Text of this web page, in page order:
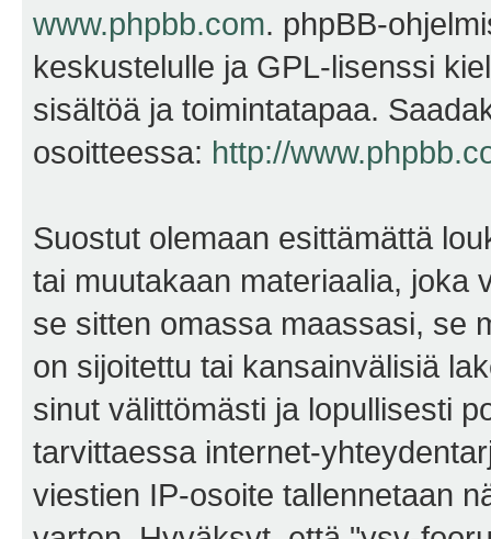
www.phpbb.com. phpBB-
keskustelulle ja GPL-lisenssi
sisältöä ja toimintatapaa.
osoitteessa: http://
Suostut olemaan esittämättä
tai muutakaan materiaalia, joka
se sitten omassa maassasi, se
on sijoitettu tai kansainvälisiä
sinut välittömästi ja lopullisesti
tarvittaessa internet-
viestien IP-osoite tallennetaan